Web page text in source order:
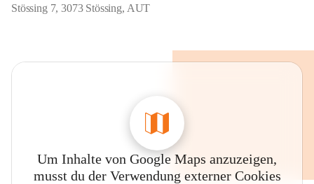
Stössing 7, 3073 Stössing, AUT
Um Inhalte von Google Maps anzuzeigen,
musst du der Verwendung externer Cookies